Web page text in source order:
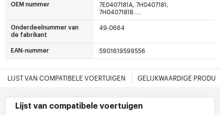
OEM nummer
7E0407181A, 7H0407181,
7H0407181B ...
Onderdeelnummer van
de fabrikant
49-0664
EAN-nummer 5901619599556
LIJST VAN COMPATIBELE VOERTUIGEN GELIJKWAARDIGE
Lijst van compatibele voertuigen